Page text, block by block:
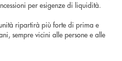
per esigenze di liquidità.
ripartirà più forte di prima e
sempre vicini alle persone e alle